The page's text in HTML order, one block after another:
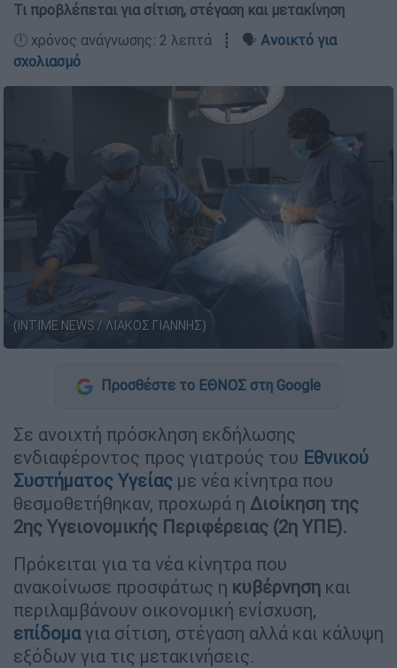
Τι προβλέπεται για σίτιση, στέγαση και μετακίνηση
🕛 χρόνος ανάγνωσης: 2 λεπτά ┋ 🗣️ Ανοικτό για
σχολιασμό
(INTIME NEWS / ΛΙΑΚΟΣ ΓΙΑΝΝΗΣ)
Προσθέστε το ΕΘΝΟΣ στη Google
Σε ανοιχτή πρόσκληση εκδήλωσης
ενδιαφέροντος προς γιατρούς του Εθνικού
Συστήματος Υγείας με νέα κίνητρα που
θεσμοθετήθηκαν, προχωρά η Διοίκηση της
2ης Υγειονομικής Περιφέρειας (2η ΥΠΕ).
Πρόκειται για τα νέα κίνητρα που
ανακοίνωσε προσφάτως η κυβέρνηση και
περιλαμβάνουν οικονομική ενίσχυση,
επίδομαγια σίτιση, στέγαση αλλά και κάλυψη
εξόδων για τις μετακινήσεις.